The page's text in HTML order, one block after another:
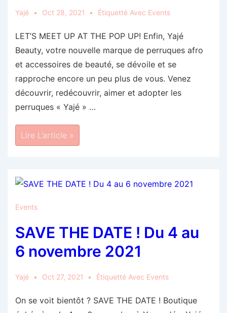
Yajé Oct 28, 2021 Étiquetté Avec Events
LET’S MEET UP AT THE POP UP! Enfin, Yajé
Beauty, votre nouvelle marque de perruques afro
et accessoires de beauté, se dévoile et se
rapproche encore un peu plus de vous. Venez
découvrir, redécouvrir, aimer et adopter les
perruques « Yajé » …
Pop
Up
–
Éphémère)
Lire L’article »
Events
SAVE THE DATE ! Du 4 au
6 novembre 2021
Yajé Oct 27, 2021 Étiquetté Avec Events
On se voit bientôt ? SAVE THE DATE ! Boutique